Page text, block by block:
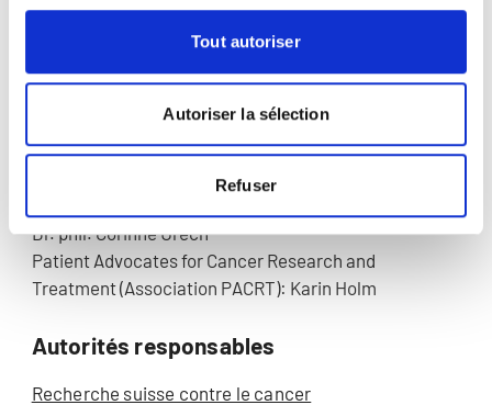
Tout autoriser
Autoriser la sélection
Refuser
Institut universitaire de formation et recherche en
soins (IUFRS), Université de Lausanne et Centre
Careum Recherche: Dr. Jörg Haslbeck (Co-PI)
International Breast Cancer Study Group (IBCSG): Dr.
Dr. phil. Corinne Urech
Patient Advocates for Cancer Research and
Treatment (Association PACRT): Karin Holm
Autorités responsables
Recherche suisse contre le cancer